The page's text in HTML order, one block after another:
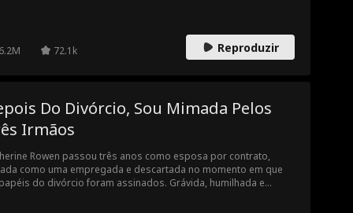
6.2M 72.1k Reproduzir
Do Divórcio, Sou Mimada Pelos
Irmãos
Rowen passou três anos como esposa por contrato,
como uma empregada e descartada no momento em que
do divórcio foram assinados. Grávida, humilhada e